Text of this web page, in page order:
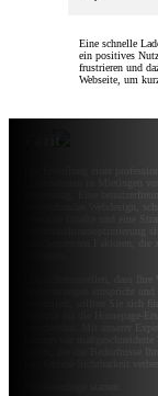
Eine schnelle
ein positives
frustrieren und
Webseite, um
Die Erstellung einer
Unternehmen in Mietingen
Bedeutung. Eine
ansprechendes Webdesign,
Suchmaschinenoptimierung
entscheidenden Faktoren,
Um sicherzustellen, dass Ihre
Anforderungen entspricht
maximiert, sollten Sie sich
Agentur für die Homepage-
entscheiden. Mit unserer
können wir maßgeschneiderte
bieten, die die Bedürfnisse